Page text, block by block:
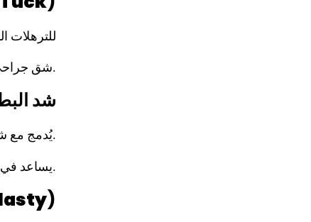
للترهلات
شق جراحي أصغر، ووقت تعافي أسرع.
3. شد
يُدمج مع شفط الدهون لنحت محيط البطن بدقة.
يساعد في تحسين شكل الخصر بشكل كبير.
)